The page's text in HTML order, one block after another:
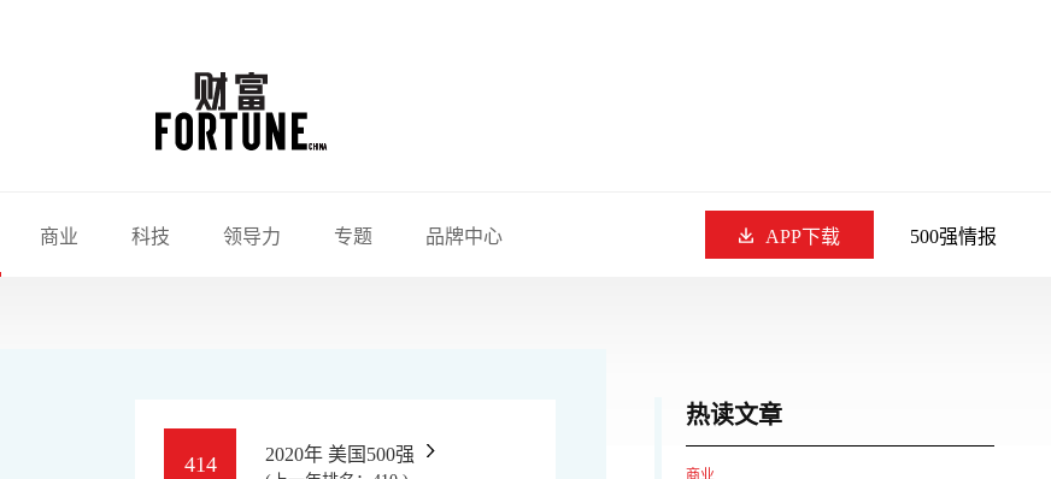
商业 科技 领导力 专题 品牌中心 APP下载 500强情报
414 2020年 美国500强
热读文章
商业